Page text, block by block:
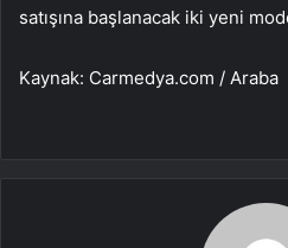
satışına başlanacak iki yeni
Kaynak: Carmedya.com / Araba